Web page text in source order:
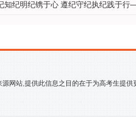
知纪明纪镌于心 遵纪守纪执纪践于
网站,提供此信息之目的在于为高考生提